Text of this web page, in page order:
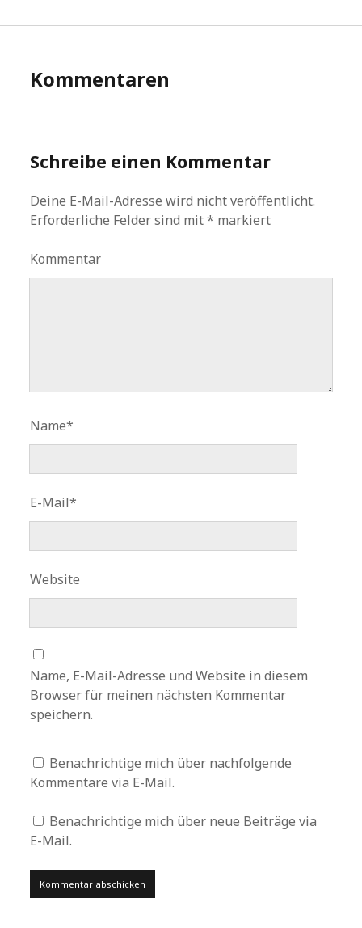
Kommentaren
Schreibe einen Kommentar
Deine E-Mail-Adresse wird nicht veröffentlicht.
Erforderliche Felder sind mit* markiert
Kommentar
Name*
E-Mail*
Website
Name, E-Mail-Adresse und Website in diesem
Browser für meinen nächsten Kommentar
speichern.
Benachrichtige mich über nachfolgende
Kommentare via E-Mail.
Benachrichtige mich über neue Beiträge via
E-Mail.